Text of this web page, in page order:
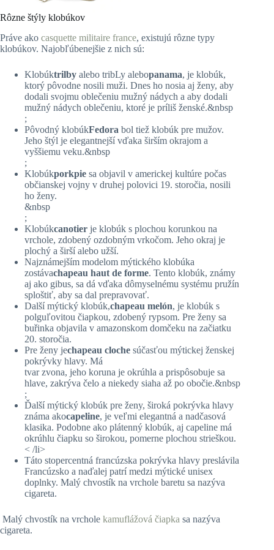
Rôzne štýly klobúkov
Práve ako casquette militaire france, existujú rôzne typy
klobúkov. Najobľúbenejšie z nich sú:
Klobúktrilby alebo tribLy alebopanama, je klobúk,
ktorý pôvodne nosili muži. Dnes ho nosia aj ženy, aby
dodali svojmu oblečeniu mužný nádych a aby dodali
mužný nádych oblečeniu, ktoré je príliš ženské.&nbsp
;
Pôvodný klobúkFedora bol tiež klobúk pre mužov.
Jeho štýl je elegantnejší vďaka širším okrajom a
vyššiemu veku.&nbsp
;
Klobúkporkpie sa objavil v americkej kultúre počas
občianskej vojny v druhej polovici 19. storočia, nosili
ho ženy.
&nbsp
;
Klobúkcanotier je klobúk s plochou korunkou na
vrchole, zdobený ozdobným vrkočom. Jeho okraj je
plochý a širší alebo užší.
Najznámejším modelom mýtického klobúka
zostávachapeau haut de forme. Tento klobúk, známy
aj ako gibus, sa dá vďaka dômyselnému systému pružín
sploštiť, aby sa dal prepravovať.
Další mýtický klobúk,chapeau melón, je klobúk s
polguľovitou čiapkou, zdobený rypsom. Pre ženy sa
buřinka objavila v amazonskom domčeku na začiatku
20. storočia.
Pre ženy jechapeau cloche súčasťou mýtickej ženskej
pokrývky hlavy. Má
tvar zvona, jeho koruna je okrúhla a prispôsobuje sa
hlave, zakrýva čelo a niekedy siaha až po obočie.&nbsp
;
Ďalší mýtický klobúk pre ženy, široká pokrývka hlavy
známa akocapeline, je veľmi elegantná a nadčasová
klasika. Podobne ako plátenný klobúk, aj capeline má
okrúhlu čiapku so širokou, pomerne plochou strieškou.
< /li>
Táto stopercentná francúzska pokrývka hlavy preslávila
Francúzsko a naďalej patrí medzi mýtické unisex
doplnky. Malý chvostík na vrchole baretu sa nazýva
cigareta.
Malý chvostík na vrchole kamuflážová čiapka sa nazýva
cigareta.